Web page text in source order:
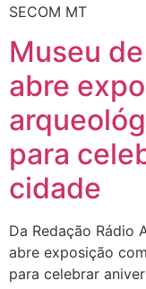
SECOM MT
Museu
abre
para
cidade
Da Redação Rádio
abre exposição
para celebrar